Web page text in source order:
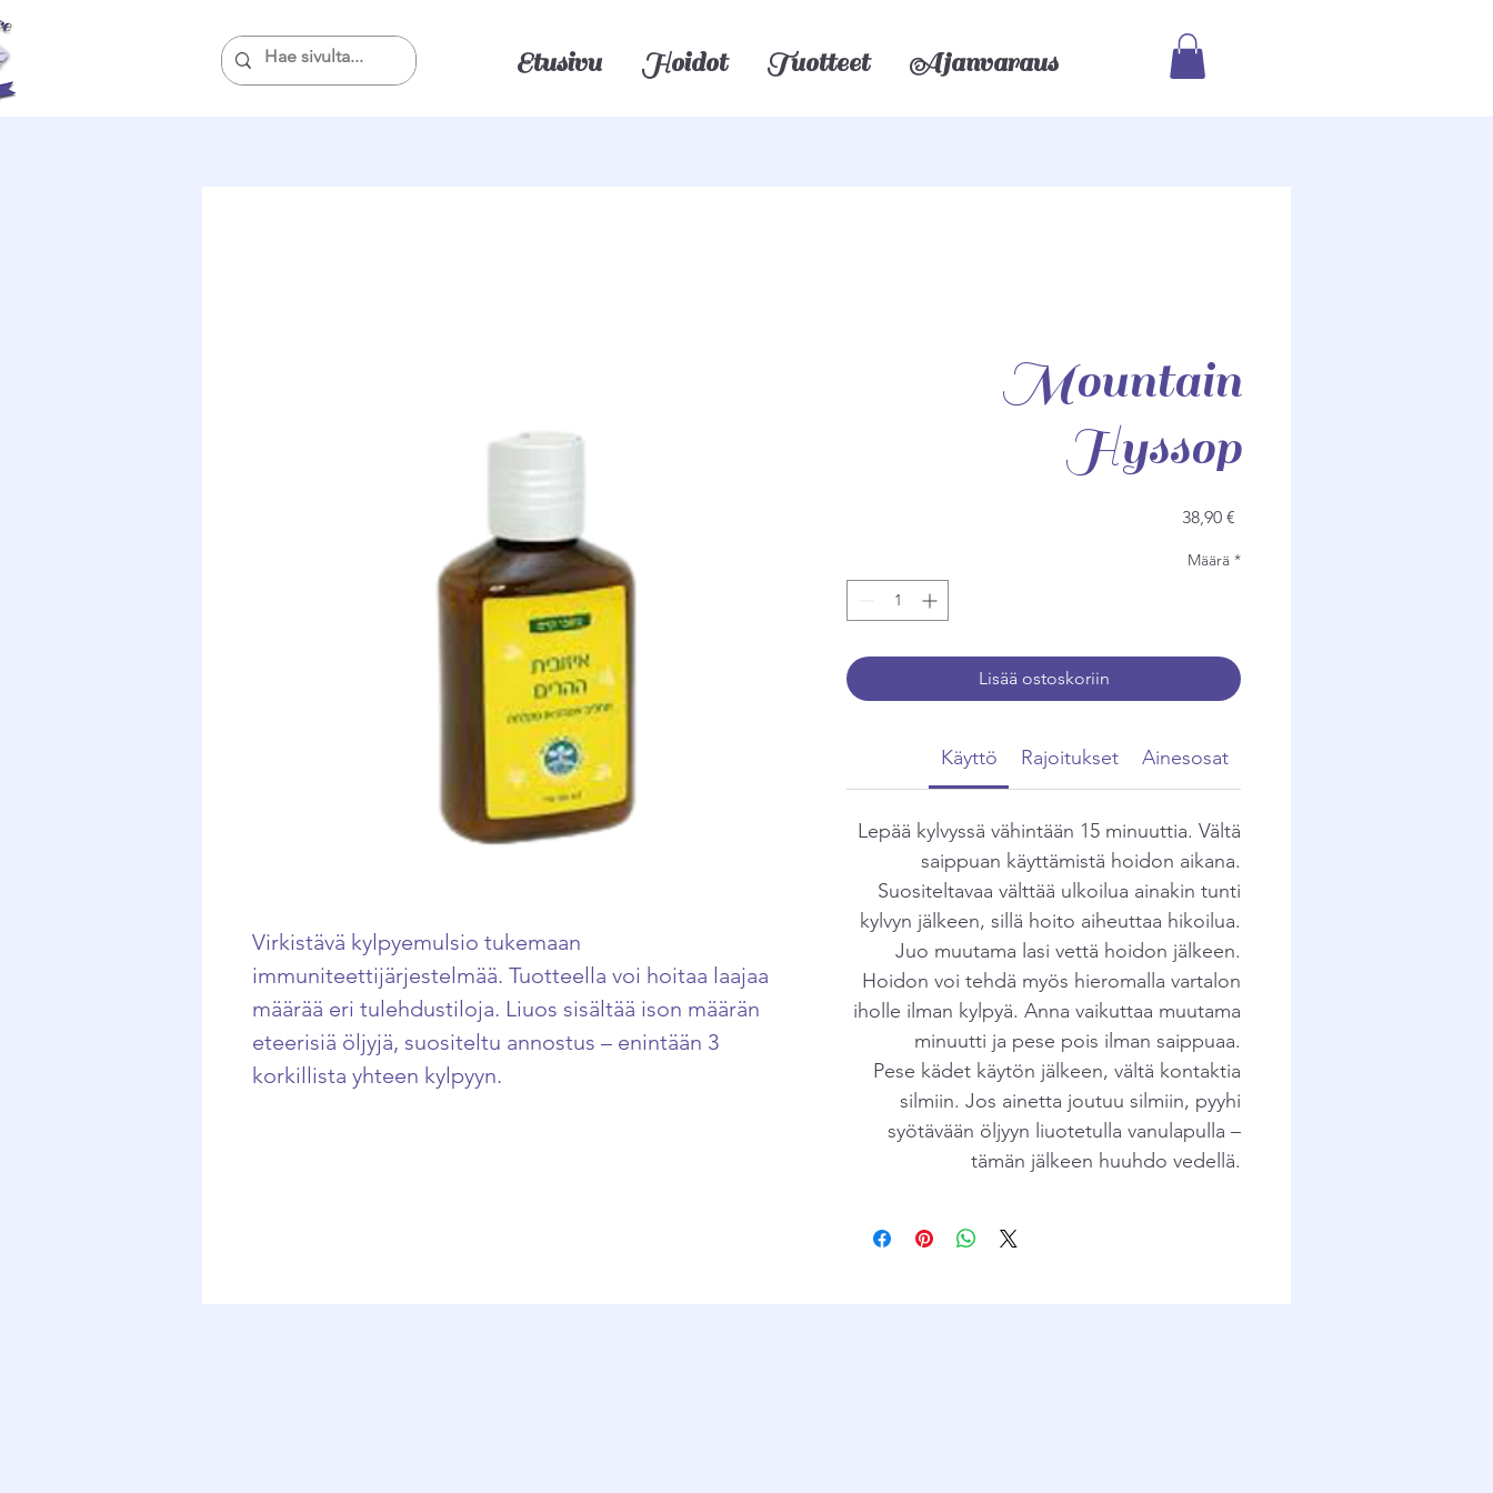
Etusivu Hoidot Tuotteet Ajanvaraus
Virkistävä kylpyemulsio tukemaan
immuniteettijärjestelmää. Tuotteella voi hoitaa laajaa
määrää eri tulehdustiloja. Liuos sisältää ison määrän
eteerisiä öljyjä, suositeltu annostus – enintään 3
korkillista yhteen kylpyyn.
Mountain
Hyssop
38,90 €
Määrä *
Lisää ostoskoriin
Käyttö Rajoitukset Ainesosat
Lepää kylvyssä vähintään 15 minuuttia. Vältä
saippuan käyttämistä hoidon aikana.
Suositeltavaa välttää ulkoilua ainakin tunti
kylvyn jälkeen, sillä hoito aiheuttaa hikoilua.
Juo muutama lasi vettä hoidon jälkeen.
Hoidon voi tehdä myös hieromalla vartalon
iholle ilman kylpyä. Anna vaikuttaa muutama
minuutti ja pese pois ilman saippuaa.
Pese kädet käytön jälkeen, vältä kontaktia
silmiin. Jos ainetta joutuu silmiin, pyyhi
syötävään öljyyn liuotetulla vanulapulla –
tämän jälkeen huuhdo vedellä.